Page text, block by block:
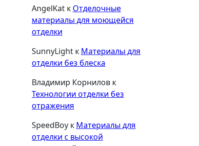
AngelKat к Отделочные
материалы для моющейся
отделки
SunnyLight к Материалы для
отделки без блеска
Владимир Корнилов к
Технологии отделки без
отражения
SpeedBoy к Материалы для
отделки с высокой